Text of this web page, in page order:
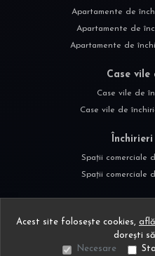
Apartamente de
Apartamente de
Apartamente de
Case vile
Case vile de
Case vile de
Spații comerciale
Spații comerciale
Acest site folosește cookies,
dorești
Necesare